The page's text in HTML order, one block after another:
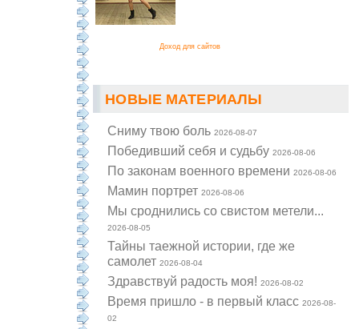
Доход для сайтов
НОВЫЕ МАТЕРИАЛЫ
Cниму твою боль2026-08-07
Победивший себя и судьбу2026-08-06
По законам военного времени2026-08-06
Мамин портрет2026-08-06
Мы сроднились со свистом метели...
2026-08-05
Тайны таежной истории, где же
самолет2026-08-04
Здравствуй радость моя!2026-08-02
Время пришло - в первый класс2026-08-
02